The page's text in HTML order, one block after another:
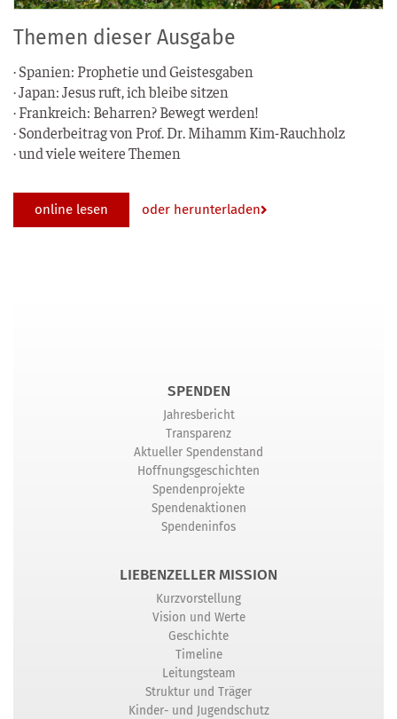
Themen dieser Ausgabe
· Spa­ni­en: Pro­phe­tie und Geistesgaben
· Japan: Jesus ruft, ich blei­be sitzen
· Frank­reich: Behar­ren? Bewegt werden!
· Son­der­bei­trag von Prof. Dr. Mihamm Kim-Rauchholz
· und vie­le wei­te­re Themen
online lesen oder herunterladen
SPENDEN
Jahresbericht
Transparenz
Aktueller Spendenstand
Hoffnungsgeschichten
Spendenprojekte
Spendenaktionen
Spendeninfos
LIEBENZELLER MISSION
Kurzvorstellung
Vision und Werte
Geschichte
Timeline
Leitungsteam
Struktur und Träger
Kinder- und Jugendschutz